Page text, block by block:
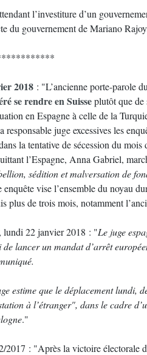
l’investiture d’un
du gouvernement de Mariano
2018 : "L’ancienne porte-parole
se rendre en Suisseplutôt que de
en Espagne à celle de la
responsable juge excessives les
la tentative de sécession du mois
l’Espagne, Anna Gabriel,
sédition et malversation de
enquête vise l’ensemble du noyau
plus de trois mois, notamment
lundi 22 janvier 2018 : "Le juge
de lancer un mandat d’arrêt
estime que le déplacement lundi,
à l’étranger", dans le cadre
."
2017 : "Après la victoire électorale